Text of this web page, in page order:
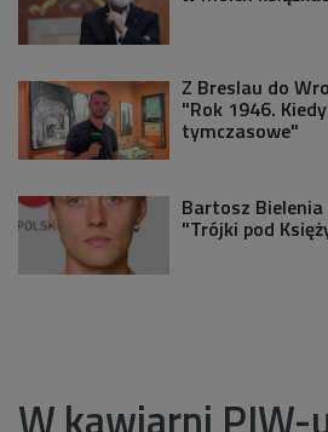
Z Breslau do
"Rok 1946.
tymczasowe"
Bartosz
"Trójki pod